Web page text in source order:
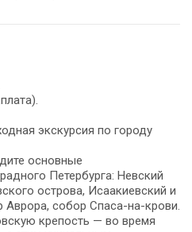
экскурсия по городу
основные
Петербурга: Невский
острова, Исаакиевский и
собор Спаса-на-крови.
крепость — во время